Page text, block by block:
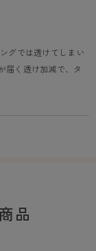
届く透け加減で、タ
品